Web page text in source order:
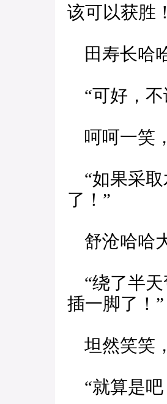
该可以获胜
田寿长哈
“可好，不
呵呵一笑
“如果采取
了！”
舒沧哈哈
“绕了半天
插一脚了！”
坦然笑笑
“就算是吧